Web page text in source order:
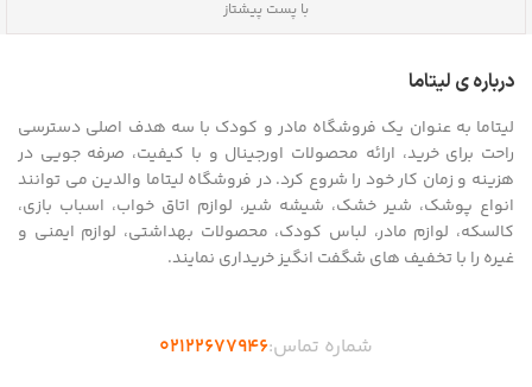
با پست پیشتاز
درباره ی لیتاما
لیتاما به عنوان یک فروشگاه مادر و کودک با سه هدف اصلی دسترسی
راحت برای خرید، ارائه محصولات اورجینال و با کیفیت، صرفه جویی در
هزینه و زمان کار خود را شروع کرد. در فروشگاه لیتاما والدین می توانند
انواع پوشک، شیر خشک، شیشه شیر، لوازم اتاق خواب، اسباب بازی،
کالسکه، لوازم مادر، لباس کودک، محصولات بهداشتی، لوازم ایمنی و
غیره را با تخفیف های شگفت انگیز خریداری نمایند.
شماره تماس:02122677946